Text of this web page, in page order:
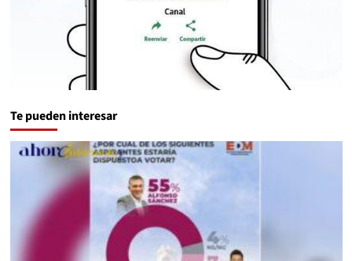
Te pueden interesar